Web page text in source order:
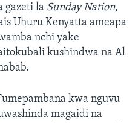
gazeti la Sunday Nation,
Uhuru Kenyatta ameapa
nchi yake
kushindwa na Al
kwa nguvu
magaidi na